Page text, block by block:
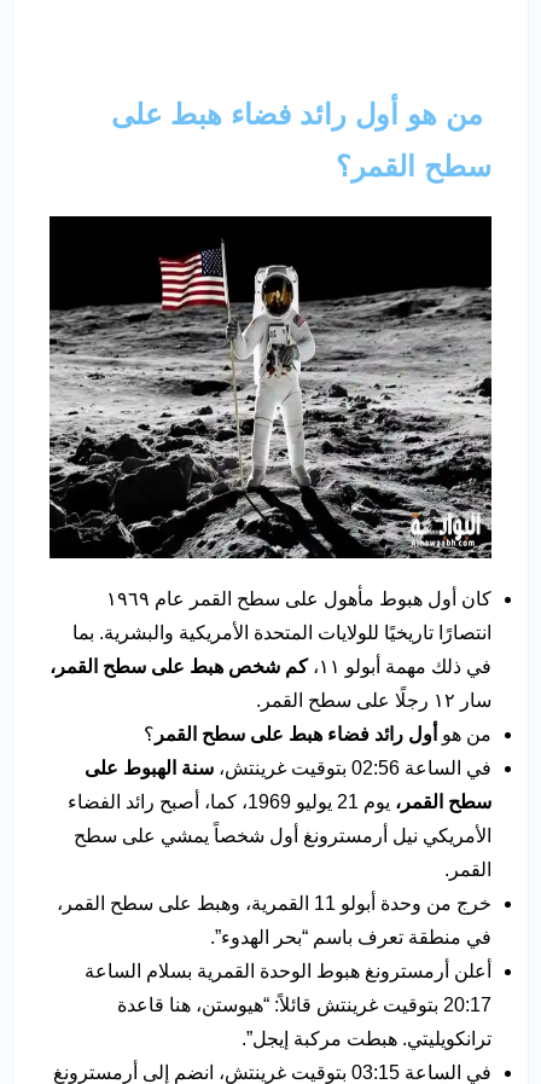
من هو أول رائد فضاء هبط على
سطح القمر؟
كان أول هبوط مأهول على سطح القمر عام ١٩٦٩
انتصارًا تاريخيًا للولايات المتحدة الأمريكية والبشرية. بما
في ذلك مهمة أبولو ١١،
كم شخص هبط على سطح القمر،
سار ١٢ رجلًا على سطح القمر.
من هو أول رائد فضاء هبط على سطح القمر ؟
في الساعة 02:56 بتوقيت غرينتش،
سنة الهبوط على
سطح القمر،
يوم 21 يوليو 1969، كما، أصبح رائد الفضاء
الأمريكي نيل أرمسترونغ أول شخصاً يمشي على سطح
القمر.
خرج من وحدة أبولو 11 القمرية، وهبط على سطح القمر،
في منطقة تعرف باسم “بحر الهدوء”.
أعلن أرمسترونغ هبوط الوحدة القمرية بسلام الساعة
20:17 بتوقيت غرينتش قائلاً: “هيوستن، هنا قاعدة
ترانكويليتي. هبطت مركبة إيجل”.
في الساعة 03:15 بتوقيت غرينتش، انضم إلى أرمسترونغ